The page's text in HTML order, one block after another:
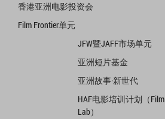
香港亚洲电影投资会
Film Frontier单元
JFW暨JAFF市场单元
亚洲短片基金
亚洲故事·新世代
HAF电影培训计划（Film
Lab）